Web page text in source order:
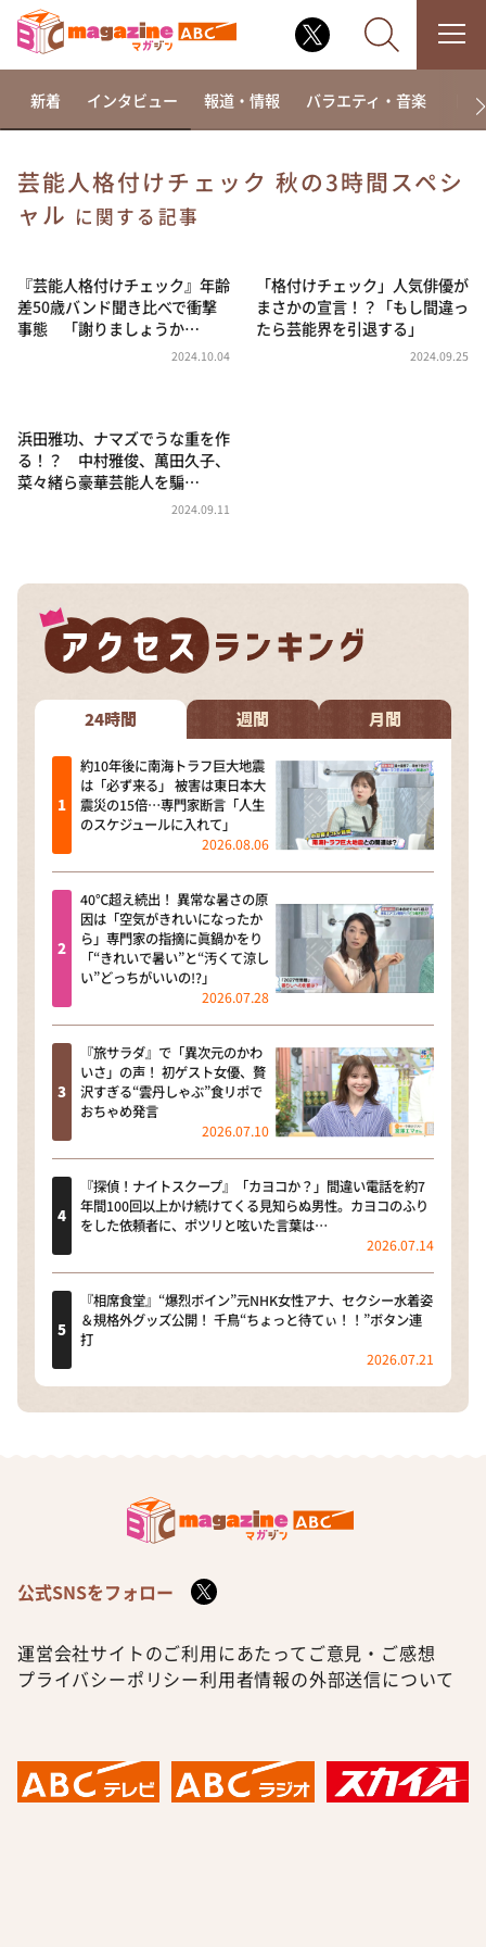
なるみ・岡村の過ぎるTV
これ余談なんですけど・・・
～人生密着トークバラエティ！～ やすとものいたっ
て真剣です
河合＆A.B.C-Z塚田×福井アナ「なんでやねん！？」
（news おかえり）
DAIGOも台所 ～きょうの献立 何にする？～
ＬＩＦＥ～夢のカタチ～
ポツンと一軒家
ザキ山小屋本館
ぺこぱのまるスポ
アナ回覧板
新着 インタビュー 報道・情報 バラエティ・音楽 ド
芸能人格付けチェック 秋の3時間スペシ
ャル に関する記事
『芸能人格付けチェック』年齢
差50歳バンド聞き比べで衝撃
事態 「謝りましょうか…
2024.10.04
「格付けチェック」人気俳優が
まさかの宣言！？「もし間違っ
たら芸能界を引退する」
2024.09.25
浜田雅功、ナマズでうな重を作
る！？ 中村雅俊、萬田久子、
菜々緒ら豪華芸能人を騙…
2024.09.11
24時間 週間 月間
約10年後に南海トラフ巨大地震
は「必ず来る」 被害は東日本大
震災の15倍…専門家断言「人生
のスケジュールに入れて」
2026.08.06
40℃超え続出！ 異常な暑さの原
因は「空気がきれいになったか
ら」専門家の指摘に眞鍋かをり
「“きれいで暑い”と“汚くて涼し
い”どっちがいいの!?」
2026.07.28
『旅サラダ』で「異次元のかわ
いさ」の声！ 初ゲスト女優、贅
沢すぎる“雲丹しゃぶ”食リポで
おちゃめ発言
2026.07.10
『探偵！ナイトスクープ』「カヨコか？」間違い電話を約7
年間100回以上かけ続けてくる見知らぬ男性。カヨコのふり
をした依頼者に、ポツリと呟いた言葉は…
2026.07.14
『相席食堂』“爆烈ボイン”元NHK女性アナ、セクシー水着姿
＆規格外グッズ公開！ 千鳥“ちょっと待てぃ！！”ボタン連
打
2026.07.21
公式SNSをフォロー
運営会社サイトのご利用にあたって ご意見・ご感想
プライバシーポリシー利用者情報の外部送信について